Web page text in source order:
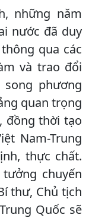
những năm
nước đã duy
qua các
và trao đổi
phương
quan trọng
đồng thời tạo
Nam-Trung
thực chất.
chuyến
thư, Chủ tịch
Quốc sẽ